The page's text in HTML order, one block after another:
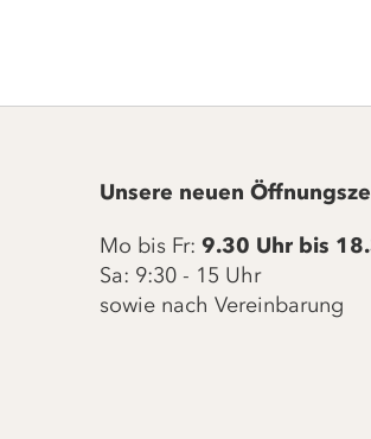
Unsere neuen
Mo bis Fr: 9.30 Uhr bis
Sa: 9:30 - 15 Uhr
sowie nach Vereinbarung